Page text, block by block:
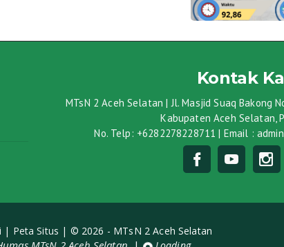
Kontak
MTsN 2 Aceh Selatan | Jl. Masjid Suaq Bakong
Kabupaten Aceh Selatan,
No. Telp: +6282278228711 | Email :
| Peta Situs | © 2026 - MTsN 2 Aceh Selatan